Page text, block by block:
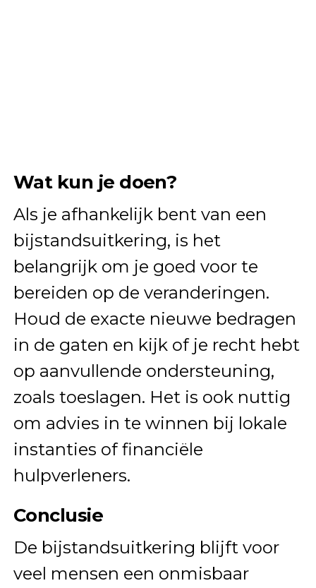
Wat kun je doen?
Als je afhankelijk bent van een
bijstandsuitkering, is het
belangrijk om je goed voor te
bereiden op de veranderingen.
Houd de exacte nieuwe bedragen
in de gaten en kijk of je recht hebt
op aanvullende ondersteuning,
zoals toeslagen. Het is ook nuttig
om advies in te winnen bij lokale
instanties of financiële
hulpverleners.
Conclusie
De bijstandsuitkering blijft voor
veel mensen een onmisbaar